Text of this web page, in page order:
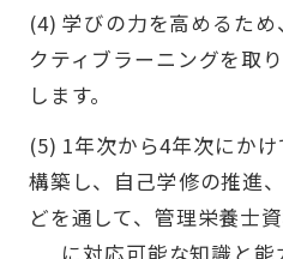
(4) 学びの力を高めるた
クティブラーニングを取
します。
(5) 1年次から4年次にか
構築し、自己学修の推進
どを通して、管理栄養士
に対応可能な知識と能